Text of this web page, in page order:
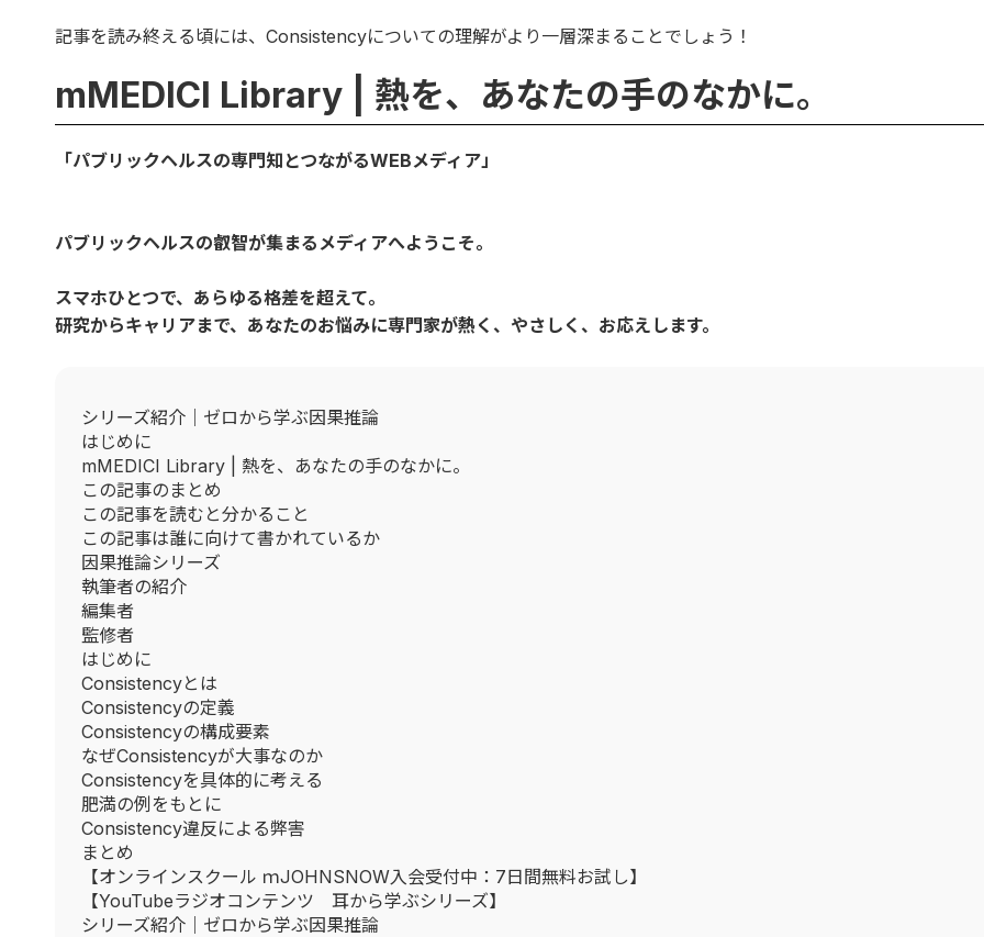
記事を読み終える頃には、Consistencyについての理解がより一層深まることでしょう！
mMEDICI Library | 熱を、あなたの手のなかに。
「パブリックヘルスの専門知とつながるWEBメディア」
パブリックヘルスの叡智が集まるメディアへようこそ。
スマホひとつで、あらゆる格差を超えて。
研究からキャリアまで、あなたのお悩みに専門家が熱く、やさしく、お応えします。
シリーズ紹介｜ゼロから学ぶ因果推論
はじめに
mMEDICI Library | 熱を、あなたの手のなかに。
この記事のまとめ
この記事を読むと分かること
この記事は誰に向けて書かれているか
因果推論シリーズ
執筆者の紹介
編集者
監修者
はじめに
Consistencyとは
Consistencyの定義
Consistencyの構成要素
なぜConsistencyが大事なのか
Consistencyを具体的に考える
肥満の例をもとに
Consistency違反による弊害
まとめ
【オンラインスクール ｍJOHNSNOW入会受付中：7日間無料お試し】
【YouTubeラジオコンテンツ 耳から学ぶシリーズ】
シリーズ紹介｜ゼロから学ぶ因果推論